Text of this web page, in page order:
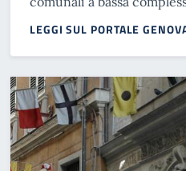
LEGGI SUL PORTALE